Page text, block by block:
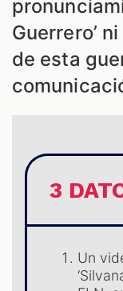
Guerrero’
de esta
3
Un